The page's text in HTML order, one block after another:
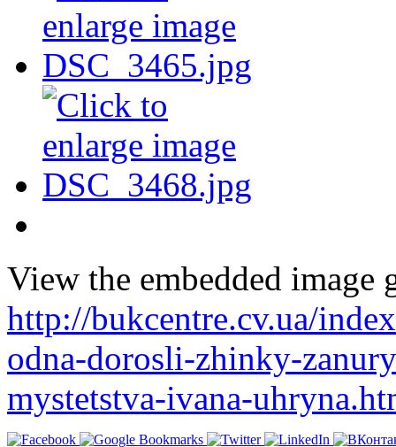
View the embedded image
http://bukcentre.cv.ua/
odna-dorosli-zhinky-
mystetstva-ivana-